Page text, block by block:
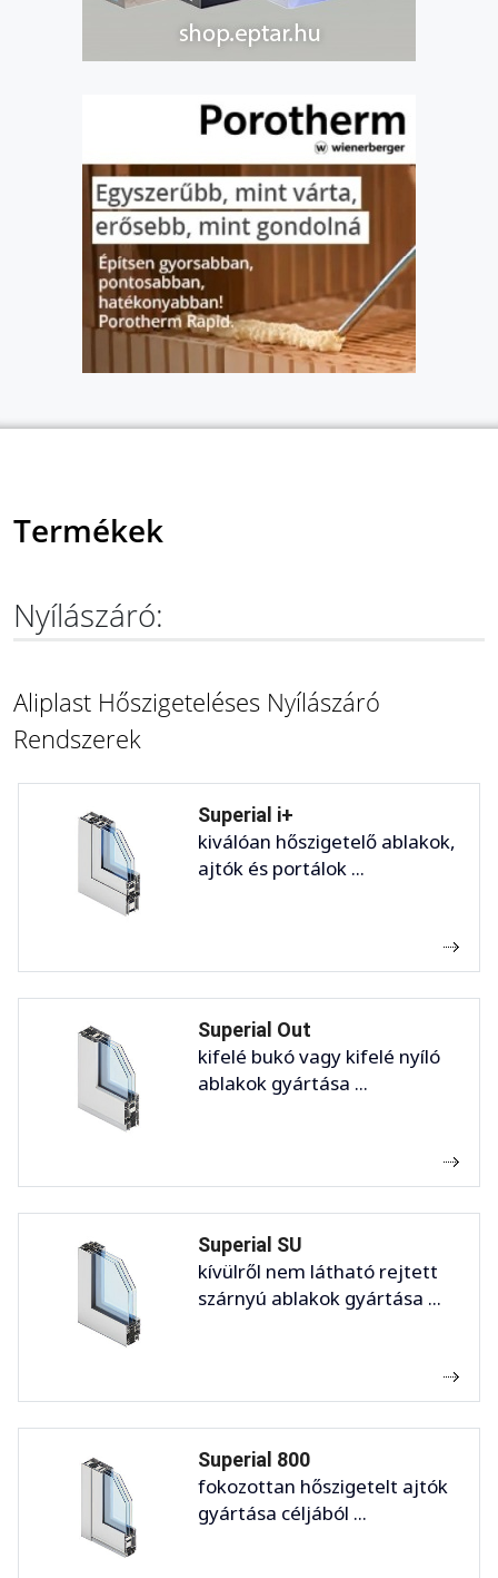
Termékek
Nyílászáró:
Aliplast Hőszigeteléses Nyílászáró
Rendszerek
Superial i+
kiválóan hőszigetelő ablakok,
ajtók és portálok ...
Superial Out
kifelé bukó vagy kifelé nyíló
ablakok gyártása ...
Superial SU
kívülről nem látható rejtett
szárnyú ablakok gyártása ...
Superial 800
fokozottan hőszigetelt ajtók
gyártása céljából ...